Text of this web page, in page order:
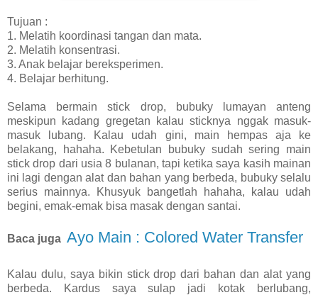
Tujuan :
1. Melatih koordinasi tangan dan mata.
2. Melatih konsentrasi.
3. Anak belajar bereksperimen.
4. Belajar berhitung.
Selama bermain stick drop, bubuky lumayan anteng
meskipun kadang gregetan kalau sticknya nggak masuk-
masuk lubang. Kalau udah gini, main hempas aja ke
belakang, hahaha. Kebetulan bubuky sudah sering main
stick drop dari usia 8 bulanan, tapi ketika saya kasih mainan
ini lagi dengan alat dan bahan yang berbeda, bubuky selalu
serius mainnya. Khusyuk bangetlah hahaha, kalau udah
begini, emak-emak bisa masak dengan santai.
Baca juga Ayo Main : Colored Water Transfer
Kalau dulu, saya bikin stick drop dari bahan dan alat yang
berbeda. Kardus saya sulap jadi kotak berlubang,